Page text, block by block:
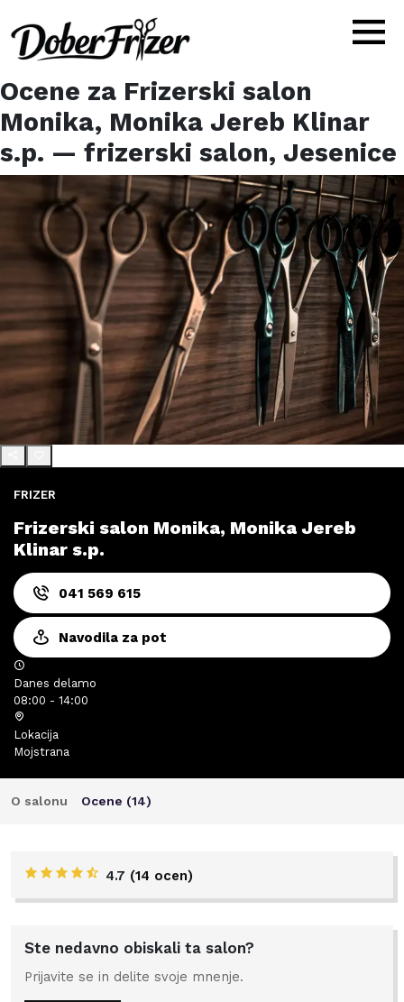
Ocene za Frizerski salon
Monika, Monika Jereb Klinar
s.p. — frizerski salon, Jesenice
FRIZER
Frizerski salon Monika, Monika Jereb
Klinar s.p.
041 569 615
Navodila za pot
Danes delamo
08:00 - 14:00
Lokacija
Mojstrana
O salonu Ocene (14)
4.7 (14 ocen)
Ste nedavno obiskali ta salon?
Prijavite se in delite svoje mnenje.